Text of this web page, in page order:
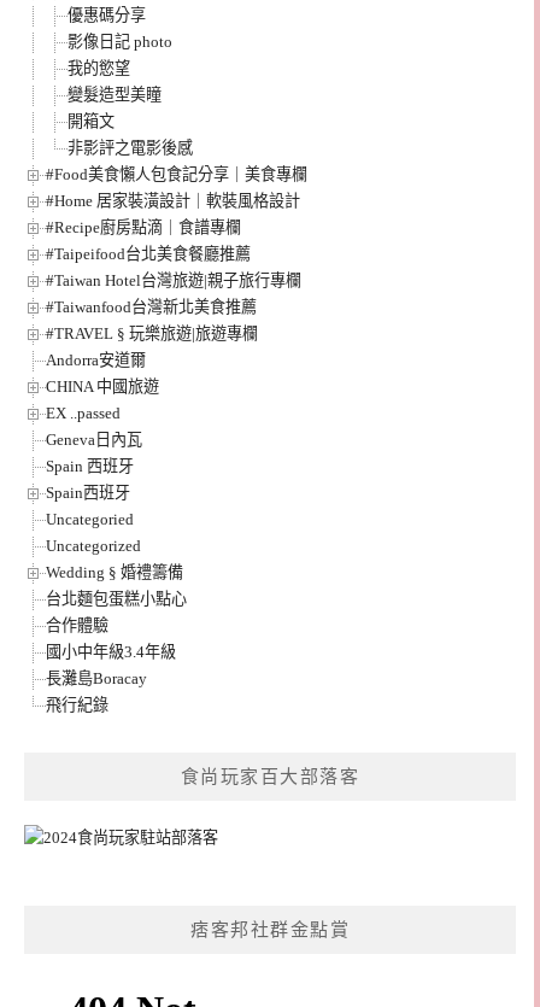
優惠碼分享
影像日記 photo
我的慾望
變髮造型美瞳
開箱文
非影評之電影後感
#Food美食懶人包食記分享｜美食專欄
#Home 居家裝潢設計｜軟裝風格設計
#Recipe廚房點滴｜食譜專欄
#Taipeifood台北美食餐廳推薦
#Taiwan Hotel台灣旅遊|親子旅行專欄
#Taiwanfood台灣新北美食推薦
#TRAVEL § 玩樂旅遊|旅遊專欄
Andorra安道爾
CHINA 中國旅遊
EX ..passed
Geneva日內瓦
Spain 西班牙
Spain西班牙
Uncategoried
Uncategorized
Wedding § 婚禮籌備
台北麵包蛋糕小點心
合作體驗
國小中年級3.4年級
長灘島Boracay
飛行紀錄
食尚玩家百大部落客
痞客邦社群金點賞